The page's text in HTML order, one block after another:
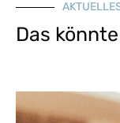
Das